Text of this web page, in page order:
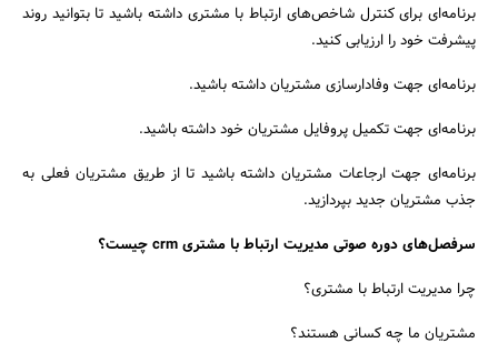
برنامه‌ای برای کنترل شاخص‌های ارتباط با مشتری داشته باشید تا بتوانید روند
پیشرفت خود را ارزیابی کنید.
برنامه‌ای جهت وفادارسازی مشتریان داشته باشید.
برنامه‌ای جهت تکمیل پروفایل مشتریان خود داشته باشید.
برنامه‌ای جهت ارجاعات مشتریان داشته باشید تا از طریق مشتریان فعلی به
جذب مشتریان جدید بپردازید.
سرفصل‌های دوره صوتی مدیریت ارتباط با مشتری crm چیست؟
چرا مدیریت ارتباط با مشتری؟
مشتریان ما چه کسانی هستند؟